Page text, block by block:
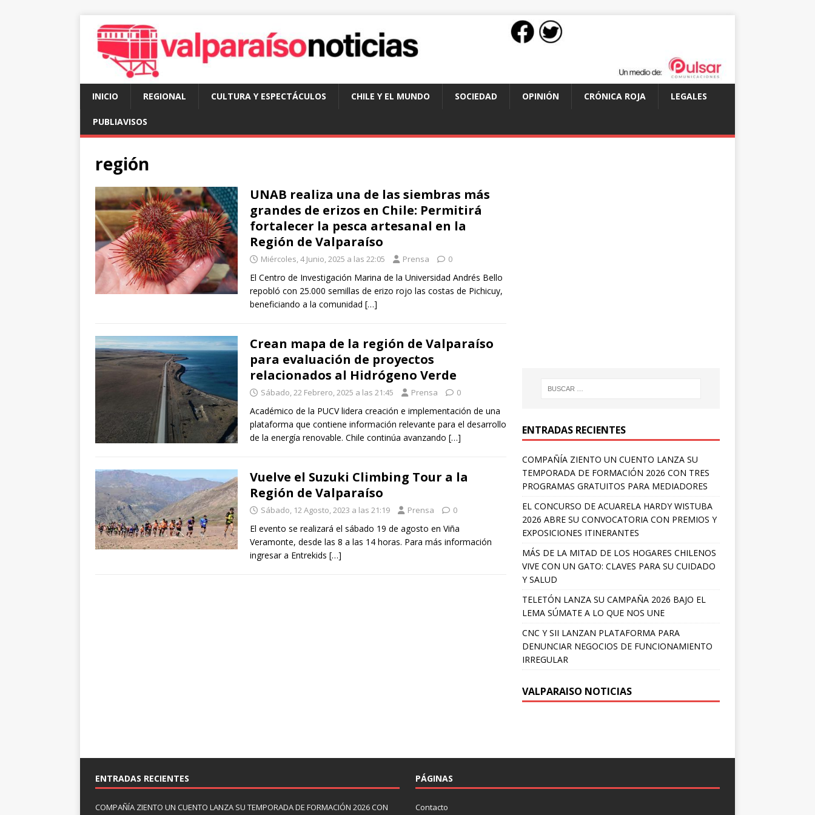
INICIO REGIONAL CULTURA Y ESPECTÁCULOS CHILE Y EL MUNDO SOCIEDAD OPINIÓN CRÓNICA ROJA LEGALES
PUBLIAVISOS
región
UNAB realiza una de las siembras más
grandes de erizos en Chile: Permitirá
fortalecer la pesca artesanal en la
Región de Valparaíso
Miércoles, 4 Junio, 2025 a las 22:05 Prensa 0
El Centro de Investigación Marina de la Universidad Andrés Bello
repobló con 25.000 semillas de erizo rojo las costas de Pichicuy,
beneficiando a la comunidad […]
Crean mapa de la región de Valparaíso
para evaluación de proyectos
relacionados al Hidrógeno Verde
Sábado, 22 Febrero, 2025 a las 21:45 Prensa 0
Académico de la PUCV lidera creación e implementación de una
plataforma que contiene información relevante para el desarrollo
de la energía renovable. Chile continúa avanzando […]
Vuelve el Suzuki Climbing Tour a la
Región de Valparaíso
Sábado, 12 Agosto, 2023 a las 21:19 Prensa 0
El evento se realizará el sábado 19 de agosto en Viña
Veramonte, desde las 8 a las 14 horas. Para más información
ingresar a Entrekids […]
ENTRADAS RECIENTES
COMPAÑÍA ZIENTO UN CUENTO LANZA SU
TEMPORADA DE FORMACIÓN 2026 CON TRES
PROGRAMAS GRATUITOS PARA MEDIADORES
EL CONCURSO DE ACUARELA HARDY WISTUBA
2026 ABRE SU CONVOCATORIA CON PREMIOS Y
EXPOSICIONES ITINERANTES
MÁS DE LA MITAD DE LOS HOGARES CHILENOS
VIVE CON UN GATO: CLAVES PARA SU CUIDADO
Y SALUD
TELETÓN LANZA SU CAMPAÑA 2026 BAJO EL
LEMA SÚMATE A LO QUE NOS UNE
CNC Y SII LANZAN PLATAFORMA PARA
DENUNCIAR NEGOCIOS DE FUNCIONAMIENTO
IRREGULAR
VALPARAISO NOTICIAS
ENTRADAS RECIENTES
COMPAÑÍA ZIENTO UN CUENTO LANZA SU TEMPORADA DE FORMACIÓN 2026 CON
PÁGINAS
Contacto